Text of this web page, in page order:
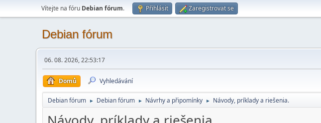
Vítejte na fóru Debian fórum. Přihlásit Zaregistrovat se
Debian fórum
06. 08. 2026, 22:53:17
Domů Vyhledávání
Debian fórum ► Debian fórum ► Návrhy a připomínky ► Návody, príklady a riešenia.